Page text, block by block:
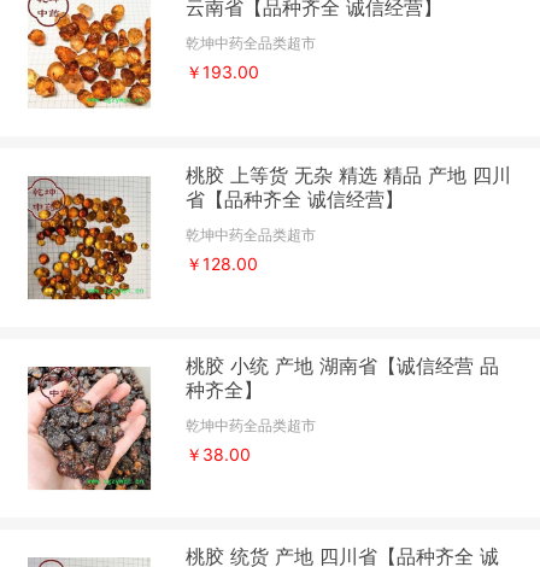
云南省【品种齐全 诚信经营】
乾坤中药全品类超市
￥193.00
桃胶 上等货 无杂 精选 精品 产地 四川
省【品种齐全 诚信经营】
乾坤中药全品类超市
￥128.00
桃胶 小统 产地 湖南省【诚信经营 品
种齐全】
乾坤中药全品类超市
￥38.00
桃胶 统货 产地 四川省【品种齐全 诚